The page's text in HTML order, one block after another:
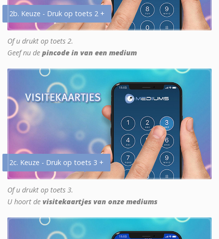
2b. Keuze - Druk op toets 2 +
Of u drukt op toets 2.
Geef nu de pincode in van een medium
2c. Keuze - Druk op toets 3 +
Of u drukt op toets 3.
U hoort de visitekaartjes van onze mediums